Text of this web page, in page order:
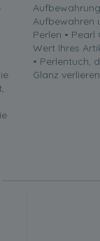
Aufbewahren
Perlen •
Wert Ihres
• Perlentuch,
Glanz